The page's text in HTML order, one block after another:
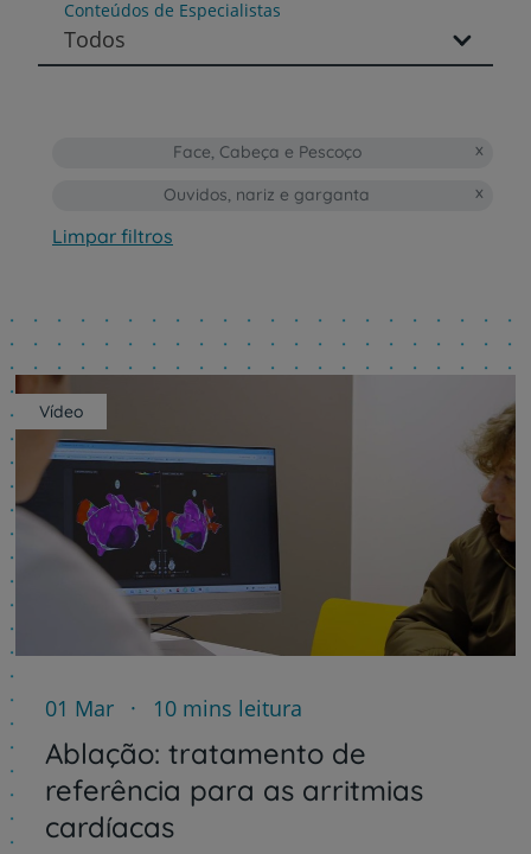
Conteúdos de Especialistas
Todos
Face, Cabeça e Pescoço
Ouvidos, nariz e garganta
Limpar filtros
Vídeo
01 Mar 10 mins leitura
Ablação: tratamento de
referência para as arritmias
cardíacas